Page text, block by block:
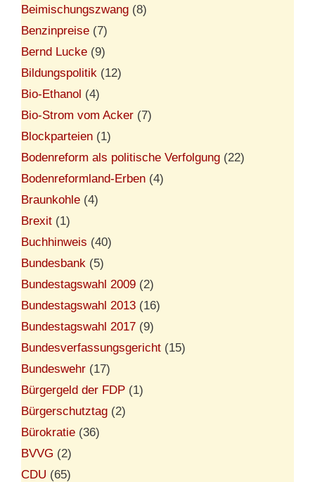
Beimischungszwang (8)
Benzinpreise (7)
Bernd Lucke (9)
Bildungspolitik (12)
Bio-Ethanol (4)
Bio-Strom vom Acker (7)
Blockparteien (1)
Bodenreform als politische Verfolgung (22)
Bodenreformland-Erben (4)
Braunkohle (4)
Brexit (1)
Buchhinweis (40)
Bundesbank (5)
Bundestagswahl 2009 (2)
Bundestagswahl 2013 (16)
Bundestagswahl 2017 (9)
Bundesverfassungsgericht (15)
Bundeswehr (17)
Bürgergeld der FDP (1)
Bürgerschutztag (2)
Bürokratie (36)
BVVG (2)
CDU (65)